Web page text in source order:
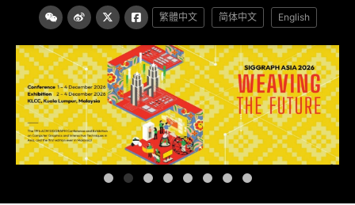
繁體中文 简体中文 English